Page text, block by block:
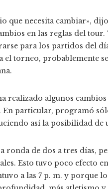
que necesita cambiar»,
en las reglas del
para los partidos del
el torneo, probablemente
realizado algunos
En particular, programó
así la posibilidad
ronda de dos a tres días,
Esto tuvo poco efecto
a las 7 p. m. y porque